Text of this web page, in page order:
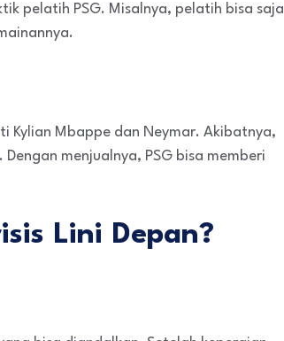
pelatih PSG. Misalnya, pelatih bisa saja
Kylian Mbappe dan Neymar. Akibatnya,
menjualnya, PSG bisa memberi
Lini Depan?